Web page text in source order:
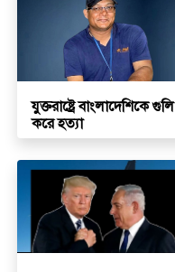
যুক্তরাষ্ট্রে বাংলাদেশিকে গুলি
করে হত্যা